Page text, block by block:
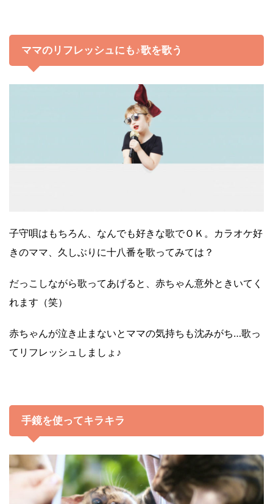
ママのリフレッシュにも♪歌を歌う
子守唄はもちろん、なんでも好きな歌でＯＫ。カラオケ好
きのママ、久しぶりに十八番を歌ってみては？
だっこしながら歌ってあげると、赤ちゃん意外ときいてく
れます（笑）
赤ちゃんが泣き止まないとママの気持ちも沈みがち…歌っ
てリフレッシュしましょ♪
手鏡を使ってキラキラ